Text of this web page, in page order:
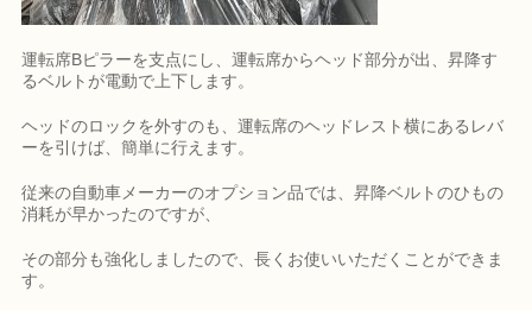
運転席Bピラーを支点にし、運転席からヘッド部分が出、昇降す
るベルトが電動で上下します。
ヘッドのロックを外すのも、運転席のヘッドレスト横にあるレバ
ーを引けば、簡単に行えます。
従来の自動車メーカーのオプション品では、昇降ベルトのひもの
消耗が早かったのですが、
その部分も強化しましたので、長くお使いいただくことができま
す。